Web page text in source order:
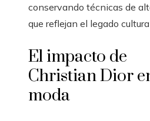
conservando técnicas de
que reflejan el legado
El impacto de
Christian Dior
moda